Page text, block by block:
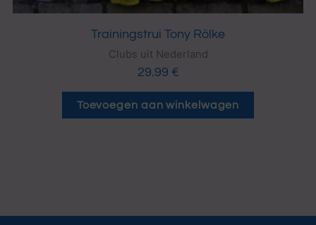
Trainingstrui Tony Rölke
Clubs uit Nederland
29.99 €
Toevoegen aan winkelwagen